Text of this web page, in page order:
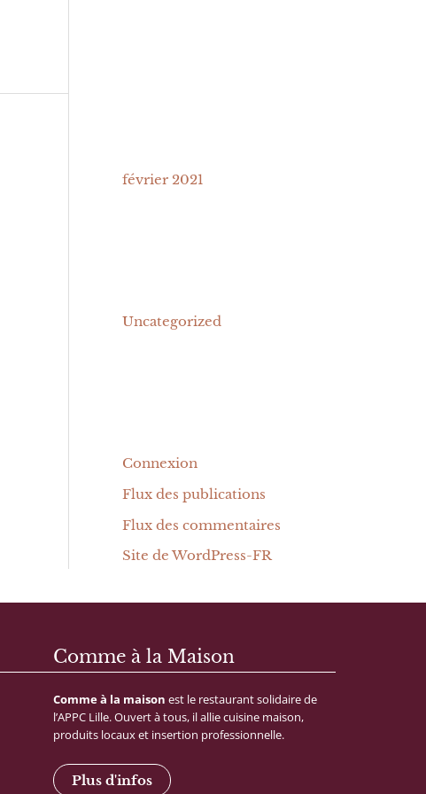
février 2021
Uncategorized
Connexion
Flux des publications
Flux des commentaires
Site de WordPress-FR
Comme à la Maison
Commeà la maison est le restaurantsolidairede
l’APPC Lille.Ouvertàtous, ilalliecuisine maison,
produits locauxet insertion professionnelle.
Plus d'infos